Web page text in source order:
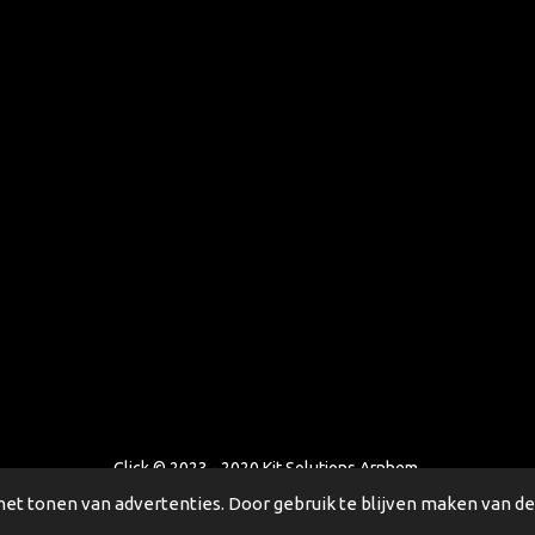
tonen van advertenties. Door gebruik te blijven maken van
Click © 2023 - 2020 Kit Solutions Arnhem.